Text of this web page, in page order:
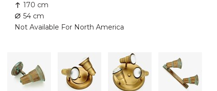
170 cm
54 cm
Not Available For North America